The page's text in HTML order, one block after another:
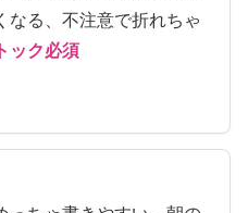
なる、不注意で折れちゃ
ック必須